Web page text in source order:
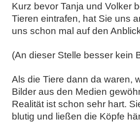
Kurz bevor Tanja und Volker
Tieren eintrafen, hat Sie uns
uns schon mal auf den
(An dieser Stelle besser kein
Als die Tiere dann da waren,
Bilder aus den Medien
Realität ist schon sehr hart.
blutig und ließen die Köpfe